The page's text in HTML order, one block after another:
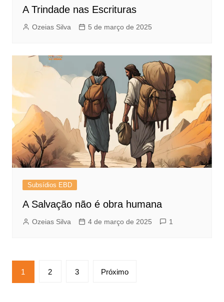
A Trindade nas Escrituras
Ozeias Silva 5 de março de 2025
Subsídios EBD
A Salvação não é obra humana
Ozeias Silva 4 de março de 2025 1
Paginação
de
1 2 3 Próximo